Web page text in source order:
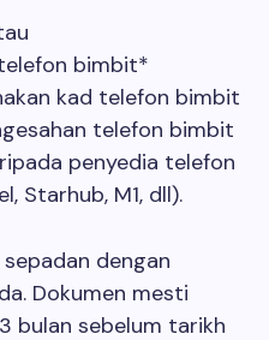
bimbit*
kad telefon bimbit
telefon bimbit
penyedia telefon
Starhub, M1, dll).
dengan
Dokumen mesti
bulan sebelum tarikh